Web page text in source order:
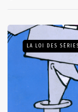
LA LOI DES